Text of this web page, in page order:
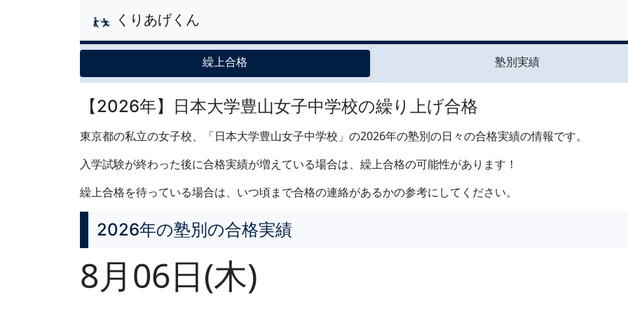
くりあげくん
繰上合格 塾別実績
【2026年】日本大学豊山女子中学校の繰り上げ合格
東京都の私立の女子校、「日本大学豊山女子中学校」の2026年の塾別の日々の合格実績の情報です。
入学試験が終わった後に合格実績が増えている場合は、繰上合格の可能性があります！
繰上合格を待っている場合は、いつ頃まで合格の連絡があるかの参考にしてください。
2026年の塾別の合格実績
8月06日(木)